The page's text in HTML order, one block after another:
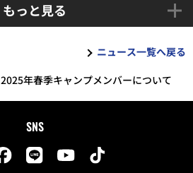
もっと見る
ニュース一覧へ戻る
2025年春季キャンプメンバーについて
SNS